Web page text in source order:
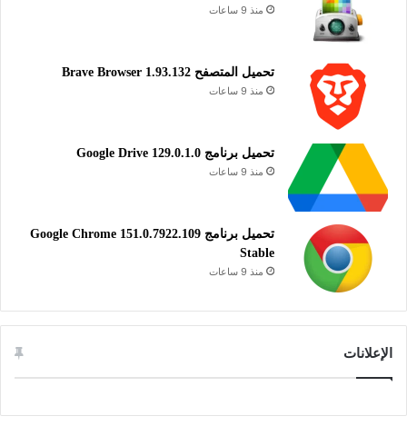
منذ 9 ساعات
تحميل المتصفح Brave Browser 1.93.132
منذ 9 ساعات
تحميل برنامج Google Drive 129.0.1.0
منذ 9 ساعات
تحميل برنامج Google Chrome 151.0.7922.109
Stable
منذ 9 ساعات
الإعلانات